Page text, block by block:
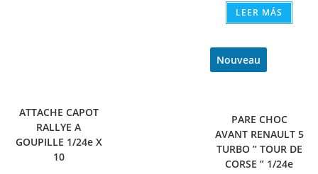
LEER MÁS
ATTACHE CAPOT
RALLYE A
GOUPILLE 1/24e X
10
Nouveau
PARE CHOC
AVANT RENAULT 5
TURBO ” TOUR DE
CORSE ” 1/24e